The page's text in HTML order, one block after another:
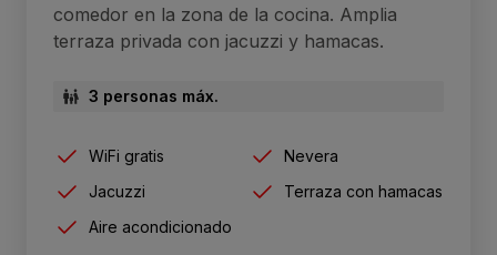
comedor en la zona de la cocina. Amplia
terraza privada con jacuzzi y hamacas.
3 personas máx.
WiFi gratis
Nevera
Jacuzzi
Terraza con hamacas
Aire acondicionado